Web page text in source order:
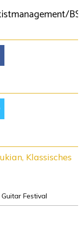
Klassisches
Festival